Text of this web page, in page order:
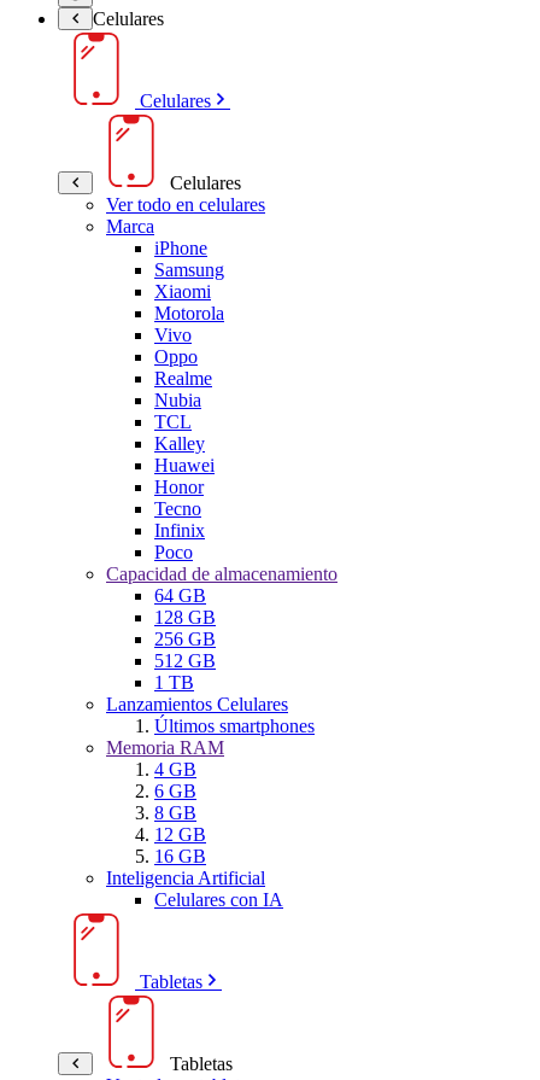
Celulares
Celulares
Celulares
Ver todo en celulares
Marca
iPhone
Samsung
Xiaomi
Motorola
Vivo
Oppo
Realme
Nubia
TCL
Kalley
Huawei
Honor
Tecno
Infinix
Poco
Capacidad de almacenamiento
64 GB
128 GB
256 GB
512 GB
1 TB
Lanzamientos Celulares
Últimos smartphones
Memoria RAM
4 GB
6 GB
8 GB
12 GB
16 GB
Inteligencia Artificial
Celulares con IA
Tabletas
Tabletas